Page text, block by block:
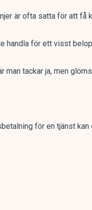
är ofta satta för att få
handla för ett visst
tackar ja, men
för en tjänst